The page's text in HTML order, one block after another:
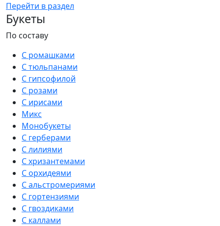
Перейти в раздел
Букеты
По составу
С ромашками
С тюльпанами
С гипсофилой
С розами
С ирисами
Микс
Монобукеты
С герберами
С лилиями
С хризантемами
С орхидеями
С альстромериями
С гортензиями
С гвоздиками
С каллами